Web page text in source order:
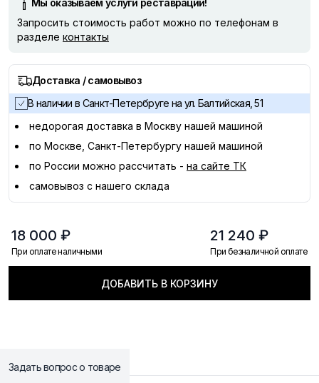
Мы оказываем услуги реставрации!
Запросить стоимость работ можно по телефонам в
разделе контакты
Доставка / самовывоз
В наличии в Санкт-Петербруге на ул. Балтийская, 51
недорогая доставка в Москву нашей машиной
по Москве, Санкт-Петербургу нашей машиной
по России можно рассчитать - на сайте ТК
самовывоз с нашего склада
18 000 ₽
При оплате наличными
21 240 ₽
При безналичной оплате
ДОБАВИТЬ В КОРЗИНУ
Задать вопрос о товаре